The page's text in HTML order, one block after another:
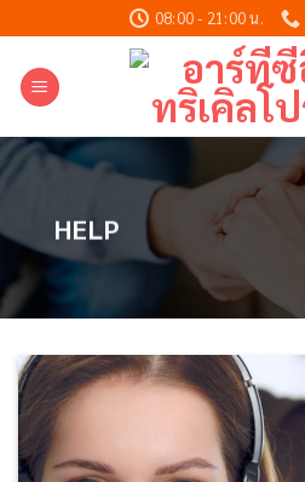
to
content
08:00 - 21:00 น.
HELP